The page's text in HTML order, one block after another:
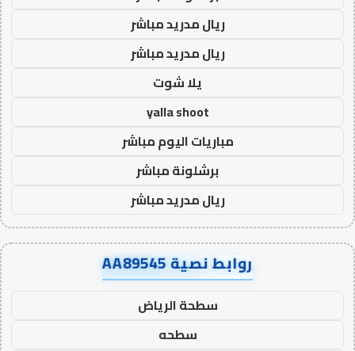
ريال مدريد مباشر
ريال مدريد مباشر
يلا شوت
yalla shoot
مباريات اليوم مباشر
برشلونة مباشر
ريال مدريد مباشر
روابط نصية AA89545
سطحة الرياض
سطحه